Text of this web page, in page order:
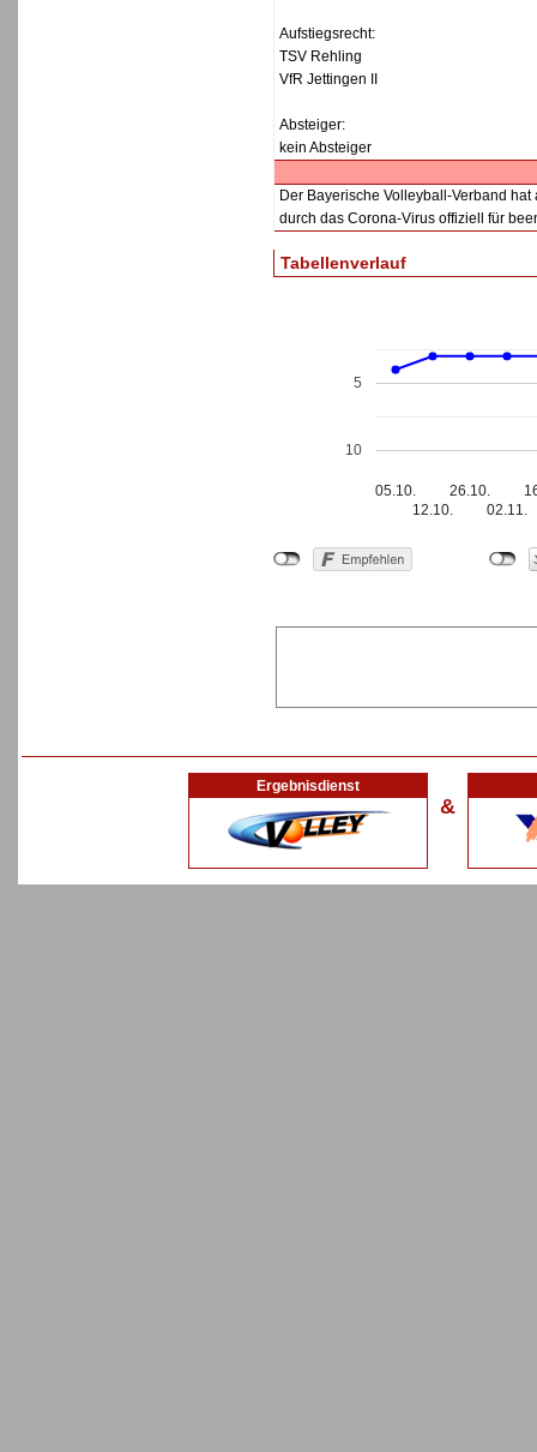
Aufstiegsrecht:
TSV Rehling
VfR Jettingen II
Absteiger:
kein Absteiger
Der Bayerische Volleyball-Verband
durch das Corona-Virus offiziell für
Tabellenverlauf
05.10.
12.10.
26.10.
02.11.
5
10
Ergebnisdienst
&